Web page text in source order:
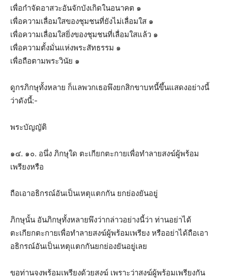
เพื่อกำจัดอาสวะอันจักบังเกิดในอนาคต ๑
เพื่อความเลื่อมใสของชุมชนที่ยังไม่เลื่อมใส ๑
เพื่อความเลื่อมใสยิ่งของชุมชนที่เลื่อมใสแล้ว ๑
เพื่อความตั้งมั่นแห่งพระสัทธรรม ๑
เพื่อถือตามพระวินัย ๑
ดูกรภิกษุทั้งหลาย ก็แลพวกเธอพึงยกสิกขาบทนี้ขึ้นแสดงอย่างนี้
ว่าดังนี้:-
พระบัญญัติ
๑๔. ๑๐. อนึ่ง ภิกษุใด ตะเกียกตะกายเพื่อทำลายสงฆ์ผู้พร้อม
เพรียงหรือ
ถือเอาอธิกรณ์อันเป็นเหตุแตกกัน ยกย่องยันอยู่
ภิกษุนั้น อันภิกษุทั้งหลายพึงว่ากล่าวอย่างนี้ว่า ท่านอย่าได้
ตะเกียกตะกายเพื่อทำลายสงฆ์ผู้พร้อมเพรียง หรืออย่าได้ถือเอา
อธิกรณ์อันเป็นเหตุแตกกันยกย่องยันอยู่เลย
ขอท่านจงพร้อมเพรียงด้วยสงฆ์ เพราะว่าสงฆ์ผู้พร้อมเพรียงกัน